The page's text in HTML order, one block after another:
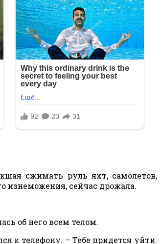
сжимать руль яхт, самолетов,
изнеможения, сейчас дрожала.
об него всем телом.
к телефону. – Тебе придется уйти.